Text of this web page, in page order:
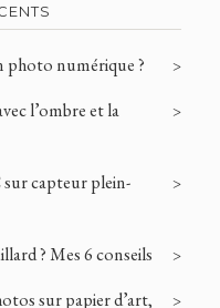
numérique ?
l’ombre et la
sur capteur plein-
? Mes 6 conseils
sur papier d’art,